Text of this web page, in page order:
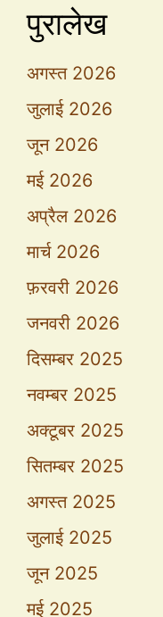
पुरालेख
अगस्त 2026
जुलाई 2026
जून 2026
मई 2026
अप्रैल 2026
मार्च 2026
फ़रवरी 2026
जनवरी 2026
दिसम्बर 2025
नवम्बर 2025
अक्टूबर 2025
सितम्बर 2025
अगस्त 2025
जुलाई 2025
जून 2025
मई 2025